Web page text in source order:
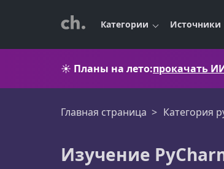
Категории Источники
☀️ Планы на лето:прокачать
Главная страница Категория
Изучение